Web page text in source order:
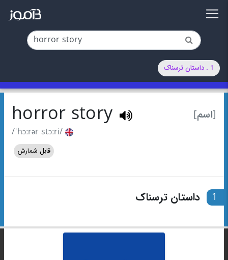
1 . داستان ترسناک
[اسم] horror story
/ˈhɔːrər stɔːri/
قابل شمارش
1 داستان ترسناک